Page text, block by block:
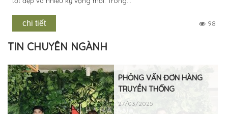
chi tiết 98
TIN CHUYÊN NGÀNH
PHỎNG VẤN ĐƠN HÀNG
TRUYỀN THỐNG
27/03/2025